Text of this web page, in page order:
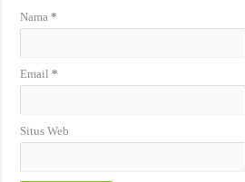
Nama*
Email*
Situs Web